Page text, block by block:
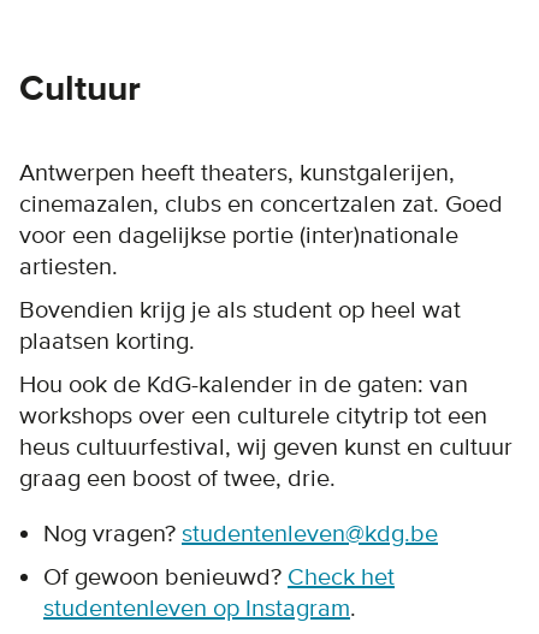
Cultuur
Antwerpen heeft theaters, kunstgalerijen,
cinemazalen, clubs en concertzalen zat. Goed
voor een dagelijkse portie (inter)nationale
artiesten.
Bovendien krijg je als student op heel wat
plaatsen korting.
Hou ook de KdG-kalender in de gaten: van
workshops over een culturele citytrip tot een
heus cultuurfestival, wij geven kunst en cultuur
graag een boost of twee, drie.
Nog vragen? studentenleven@kdg.be
Of gewoon benieuwd? Check het
studentenleven op Instagram.